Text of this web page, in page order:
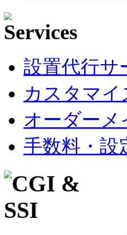
設置代行サ
カスタマイ
オーダー
手数料・設